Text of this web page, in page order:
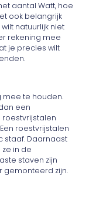
aantal Watt, hoe
ook belangrijk
natuurlijk niet
rekening mee
je precies wilt
mee te houden.
een
roestvrijstalen
roestvrijstalen
staaf. Daarnaast
in de
staven zijn
gemonteerd zijn.